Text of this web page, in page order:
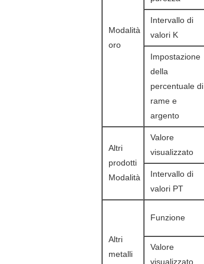
Modalità
oro
Intervallo di
valori K
Impostazione
della
percentuale di
rame e
argento
Altri
prodotti
Modalità
Valore
visualizzato
Intervallo di
valori PT
Altri
metalli
Funzione
Valore
visualizzato